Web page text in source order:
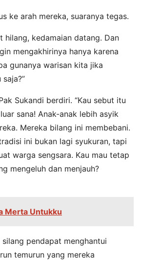
ke arah mereka, suaranya tegas.
hilang, kedamaian datang. Dan
mengakhirinya hanya karena
gunanya warisan kita jika
Sukandi berdiri. “Kau sebut itu
sana! Anak-anak lebih asyik
Mereka bilang ini membebani.
ini bukan lagi syukuran, tapi
warga sengsara. Kau mau tetap
mengeluh dan menjauh?
Merta Untukku
pendapat menghantui
temurun yang mereka